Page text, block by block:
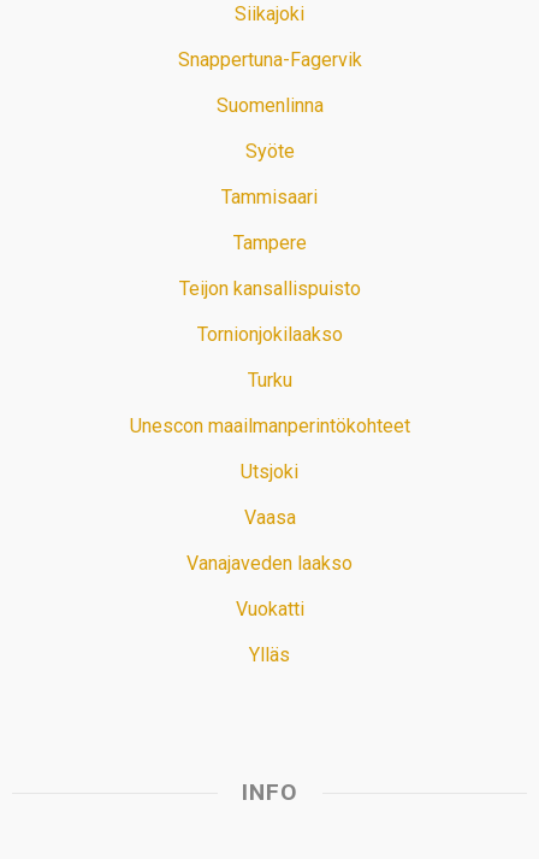
Siikajoki
Snappertuna-Fagervik
Suomenlinna
Syöte
Tammisaari
Tampere
Teijon kansallispuisto
Tornionjokilaakso
Turku
Unescon maailmanperintökohteet
Utsjoki
Vaasa
Vanajaveden laakso
Vuokatti
Ylläs
INFO